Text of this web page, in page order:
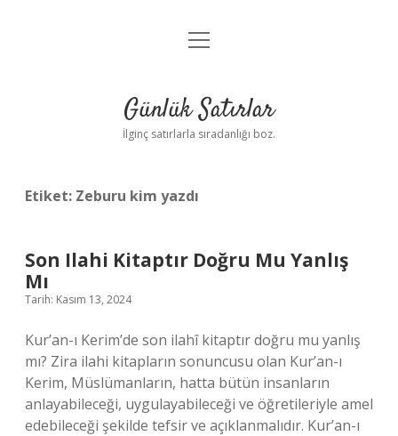
Anasayfa
Yasal Uyarı
menüyü
Günlük Satırlar
İlginç satırlarla sıradanlığı boz.
Etiket: Zeburu kim yazdı
Son Ilahi Kitaptır Doğru Mu Yanlış
Mı
Tarih: Kasım 13, 2024
Kur’an-ı Kerim’de son ilahî kitaptır doğru mu yanlış
mı? Zira ilahi kitapların sonuncusu olan Kur’an-ı
Kerim, Müslümanların, hatta bütün insanların
anlayabileceği, uygulayabileceği ve öğretileriyle amel
edebileceği şekilde tefsir ve açıklanmalıdır. Kur’an-ı